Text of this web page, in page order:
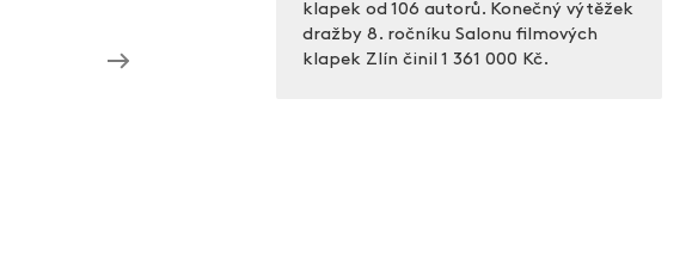
klapek od 106 autorů. Konečný výtěžek
dražby 8. ročníku Salonu filmových
klapek Zlín činil 1 361 000 Kč.